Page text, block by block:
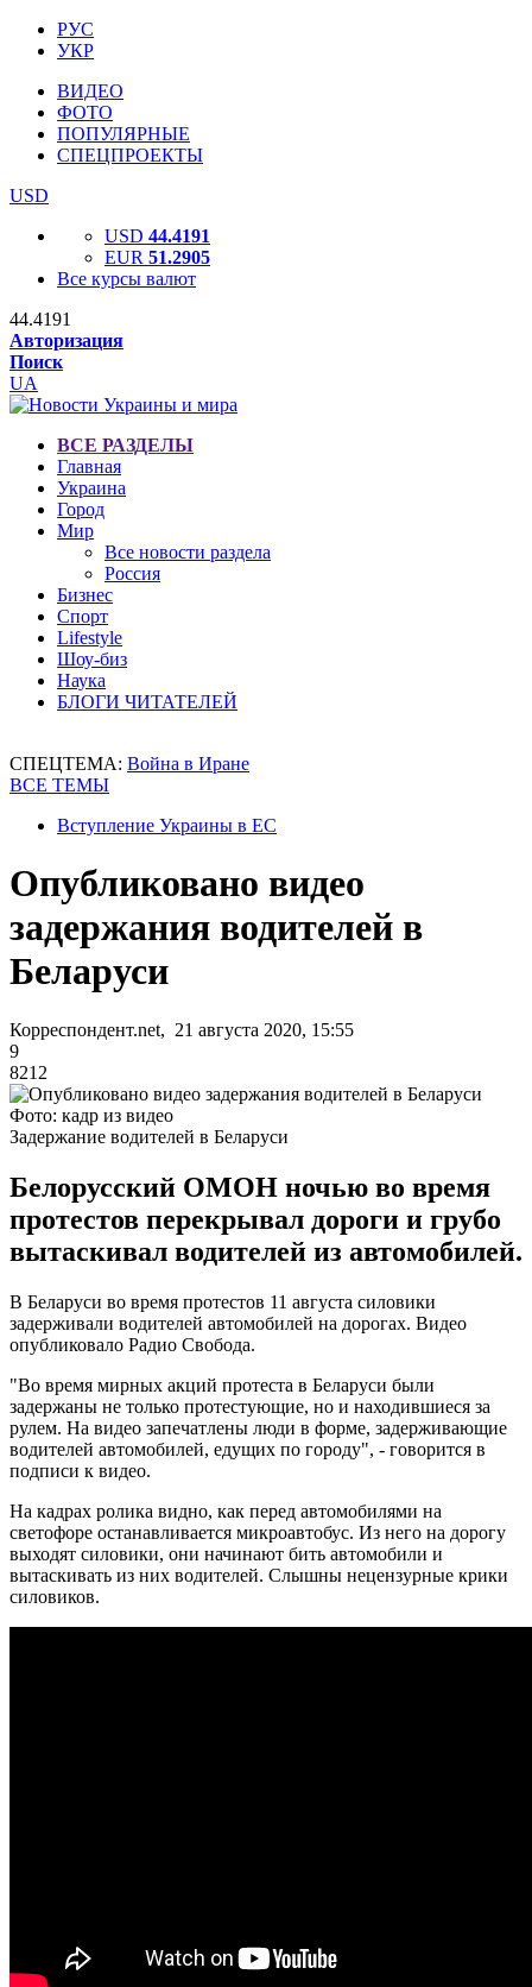
РУС
УКР
ВИДЕО
ФОТО
ПОПУЛЯРНЫЕ
СПЕЦПРОЕКТЫ
USD
USD 44.4191
EUR 51.2905
Все курсы валют
44.4191
Авторизация
Поиск
UA
ВСЕ РАЗДЕЛЫ
Главная
Украина
Город
Мир
Все новости раздела
Россия
Бизнес
Спорт
Lifestyle
Шоу-биз
Наука
БЛОГИ ЧИТАТЕЛЕЙ
СПЕЦТЕМА: Война в Иране
ВСЕ ТЕМЫ
Вступление Украины в ЕС
Опубликовано видео
задержания водителей в
Беларуси
Корреспондент.net, 21 августа 2020, 15:55
9
8212
Фото: кадр из видео
Задержание водителей в Беларуси
Белорусский ОМОН ночью во время
протестов перекрывал дороги и грубо
вытаскивал водителей из автомобилей.
В Беларуси во время протестов 11 августа силовики
задерживали водителей автомобилей на дорогах. Видео
опубликовало Радио Свобода.
"Во время мирных акций протеста в Беларуси были
задержаны не только протестующие, но и находившиеся за
рулем. На видео запечатлены люди в форме, задерживающие
водителей автомобилей, едущих по городу", - говорится в
подписи к видео.
На кадрах ролика видно, как перед автомобилями на
светофоре останавливается микроавтобус. Из него на дорогу
выходят силовики, они начинают бить автомобили и
вытаскивать из них водителей. Слышны нецензурные крики
силовиков.